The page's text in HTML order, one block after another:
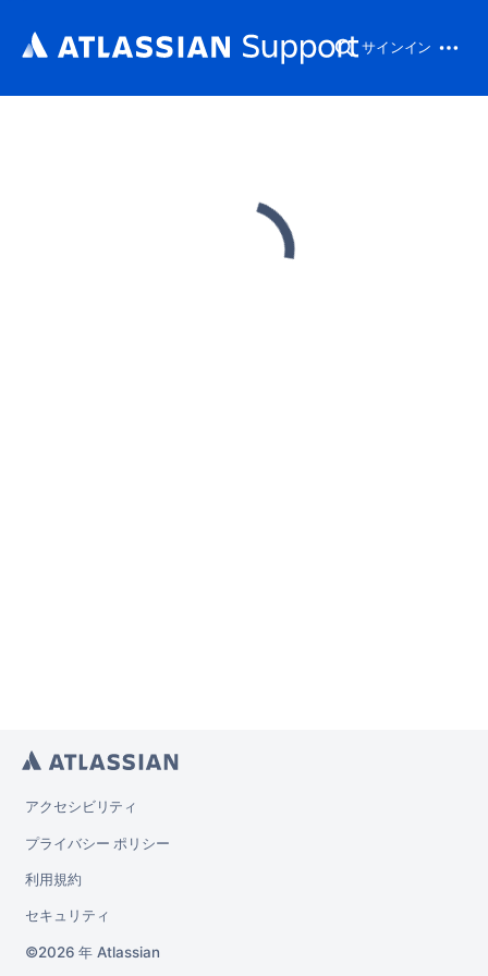
サインイン
アクセシビリティ
プライバシー ポリシー
利用規約
セキュリティ
2026 年 Atlassian